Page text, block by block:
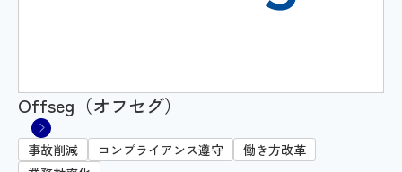
Offseg（オフセグ）
事故削減 コンプライアンス遵守
働き方改革